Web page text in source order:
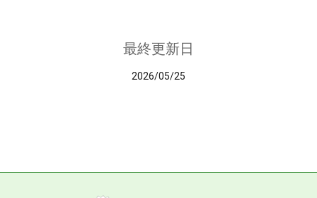
最終更新日
2026/05/25